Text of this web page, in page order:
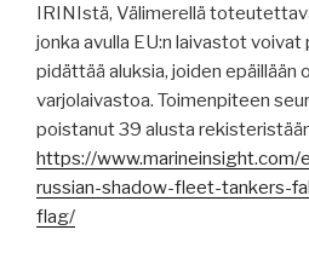
IRINIstä, Välimerellä
jonka avulla EU:n laivastot
pidättää aluksia, joiden epäillään
varjolaivastoa. Toimenpiteen
poistanut 39 alusta
https://
russian-shadow-fleet-tankers-
flag/